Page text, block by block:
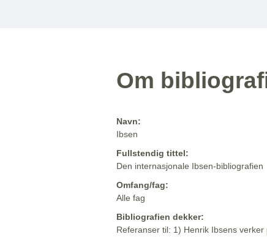
Om
Navn:
Ibsen
Fullstendig tittel:
Den internasjonale Ibsen-bibliografien
Omfang/fag:
Alle fag
Bibliografien dekker:
Referanser til: 1) Henrik Ibsens